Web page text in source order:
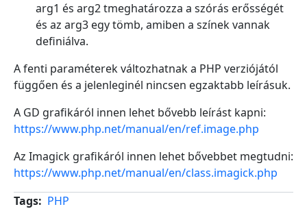
arg1 és arg2 tmeghatározza a szórás erősségét
és az arg3 egy tömb, amiben a színek vannak
definiálva.
A fenti paraméterek változhatnak a PHP verziójától
függően és a jelenleginél nincsen egzaktabb leírásuk.
A GD grafikáról innen lehet bővebb leírást kapni:
https://www.php.net/manual/en/ref.image.php
Az Imagick grafikáról innen lehet bővebbet megtudni:
https://www.php.net/manual/en/class.imagick.php
Tags
PHP